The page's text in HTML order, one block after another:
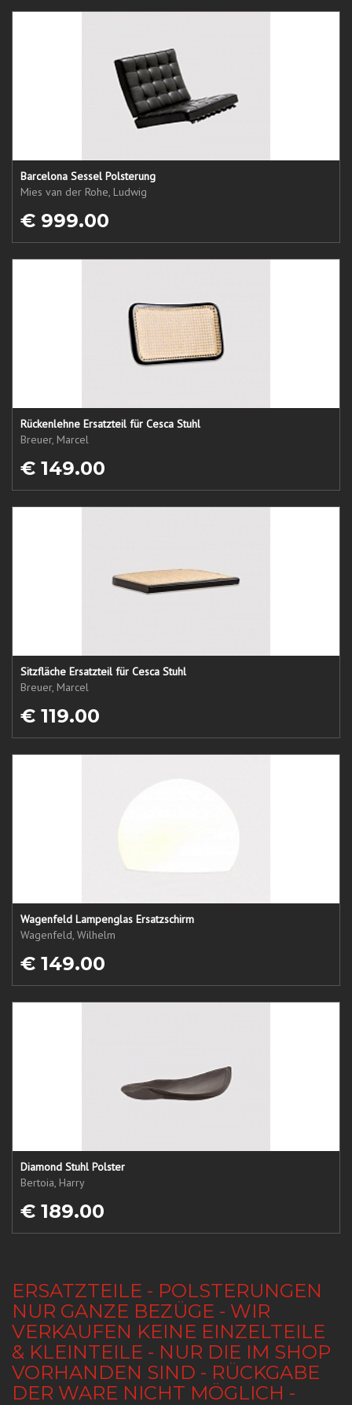
Barcelona Sessel Polsterung
Mies van der Rohe, Ludwig
€ 999.00
Rückenlehne Ersatzteil für Cesca Stuhl
Breuer, Marcel
€ 149.00
Sitzfläche Ersatzteil für Cesca Stuhl
Breuer, Marcel
€ 119.00
Wagenfeld Lampenglas Ersatzschirm
Wagenfeld, Wilhelm
€ 149.00
Diamond Stuhl Polster
Bertoia, Harry
€ 189.00
ERSATZTEILE - POLSTERUNGEN
NUR GANZE BEZÜGE - WIR
VERKAUFEN KEINE EINZELTEILE
& KLEINTEILE - NUR DIE IM SHOP
VORHANDEN SIND - RÜCKGABE
DER WARE NICHT MÖGLICH -